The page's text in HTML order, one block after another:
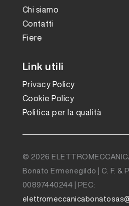
Chi siamo
Contatti
Fiere
Link utili
Privacy Policy
Cookie Policy
Politica per la qualità
© 2026
Bonato Ermenegildo | C. F. &
00897440244 | PEC: